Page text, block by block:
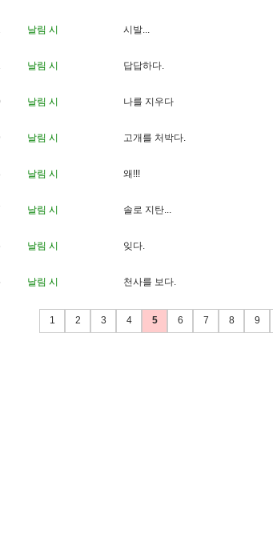
날림 시 시 발...
날림 시 답답하다.
날림 시 나를 지 우다
날림 시 고개 를 처 박다.
날림 시 왜 !!!
날림 시 솔로 지 탄...
날림 시 잊다.
날림 시 천사를 보다.
1 2 3 4 5 6 7 8 9